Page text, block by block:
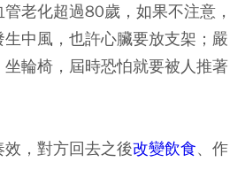
管老化超過80歲，如果不注意，
中風，也許心臟要放支架；嚴
輪椅，屆時恐怕就要被人推著
，對方回去之後改變飲食、作